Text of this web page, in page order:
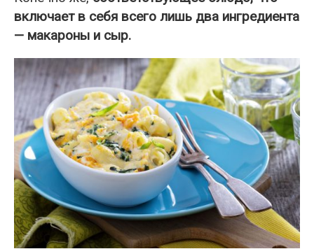
включает в себя всего лишь два ингредиента
— макароны и сыр.